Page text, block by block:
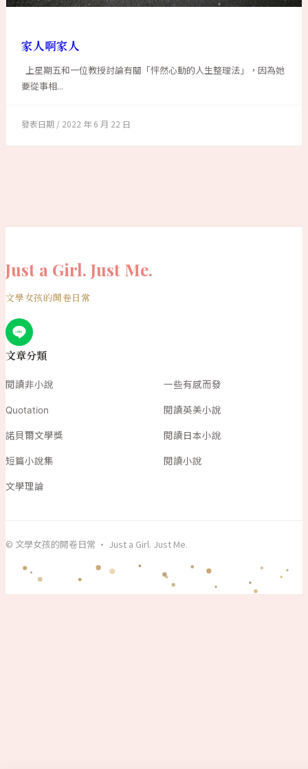
家人啊家人
上星期五和一位教授討論有關「怦然心動的人生整理法」，因為她
要從事相...
2022 年 6 月 22 日
Just a Girl. Just Me.
文學女孩的開卷日常
文章分類
閱讀非小說 一些有感而發
Quotation 閱讀英美小說
諾貝爾文學獎 閱讀日本小說
短篇小說集 閱讀小說
文學理論
© 文學女孩的開卷日常 · Just a Girl. Just Me.